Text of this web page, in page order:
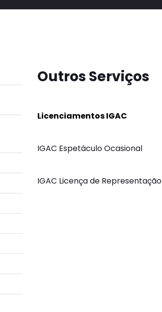
Outros Serviços
Licenciamentos IGAC
IGAC Espetáculo Ocasional
IGAC Licença de Representação